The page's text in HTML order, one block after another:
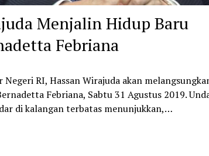
Menjalin Hidup Baru
Febriana
RI, Hassan Wirajuda akan
Febriana, Sabtu 31 Agustus 2019.
di kalangan terbatas menunjukkan,…